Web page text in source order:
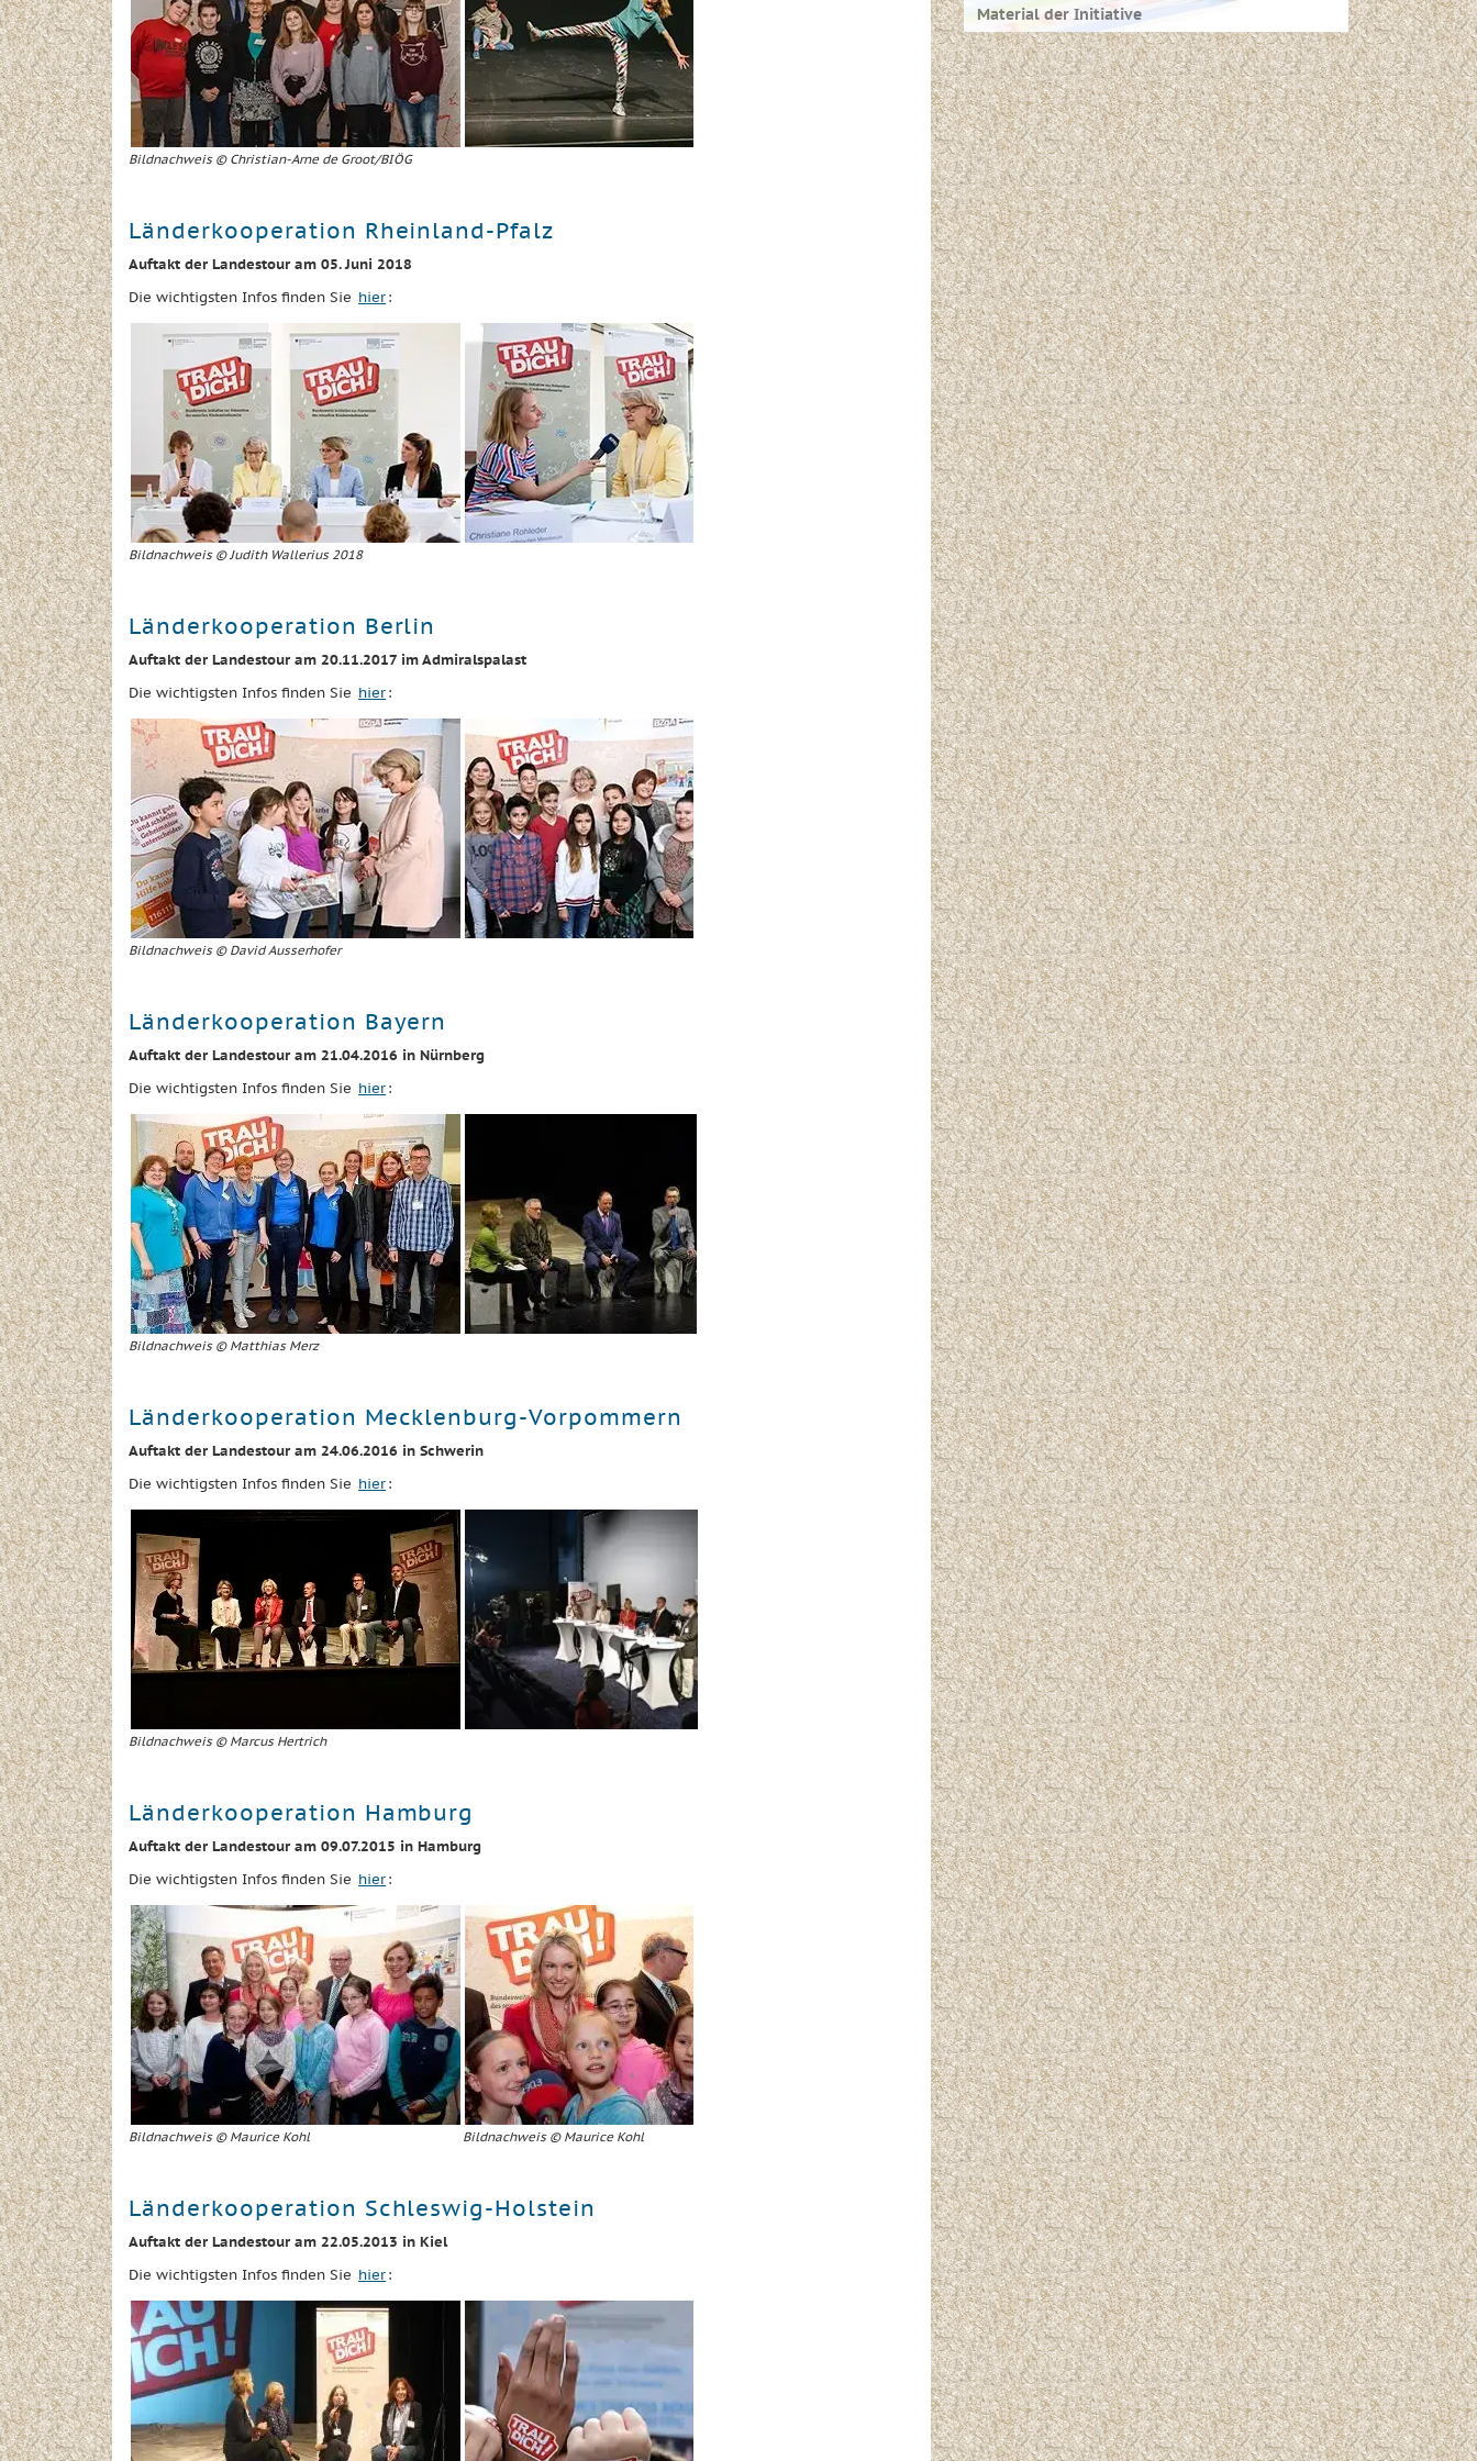
Bildnachweis © Christian-Arne de Groot/BIÖG
Bildnachweis © Judith Wallerius 2018
Länderkooperation Rheinland-Pfalz
Auftakt der Landestour am 05. Juni 2018
Die wichtigsten Infos finden Sie hier:
Bildnachweis © David Ausserhofer
Länderkooperation Berlin
Auftakt der Landestour am 20.11.2017 im Admiralspalast
Die wichtigsten Infos finden Sie hier:
Bildnachweis © Matthias Merz
Länderkooperation Bayern
Auftakt der Landestour am 21.04.2016 in Nürnberg
Die wichtigsten Infos finden Sie hier:
Bildnachweis © Marcus Hertrich
Länderkooperation Mecklenburg-Vorpommern
Auftakt der Landestour am 24.06.2016 in Schwerin
Die wichtigsten Infos finden Sie hier:
Bildnachweis © Maurice Kohl Bildnachweis © Maurice Kohl
Länderkooperation Hamburg
Auftakt der Landestour am 09.07.2015 in Hamburg
Die wichtigsten Infos finden Sie hier:
Länderkooperation Schleswig-Holstein
Auftakt der Landestour am 22.05.2013 in Kiel
Die wichtigsten Infos finden Sie hier:
Material der Initiative
Hier finden Sie alle Medien, die Ihnen im
Rahmen der Initiative zum Bestellen zur
Verfügung stehen.